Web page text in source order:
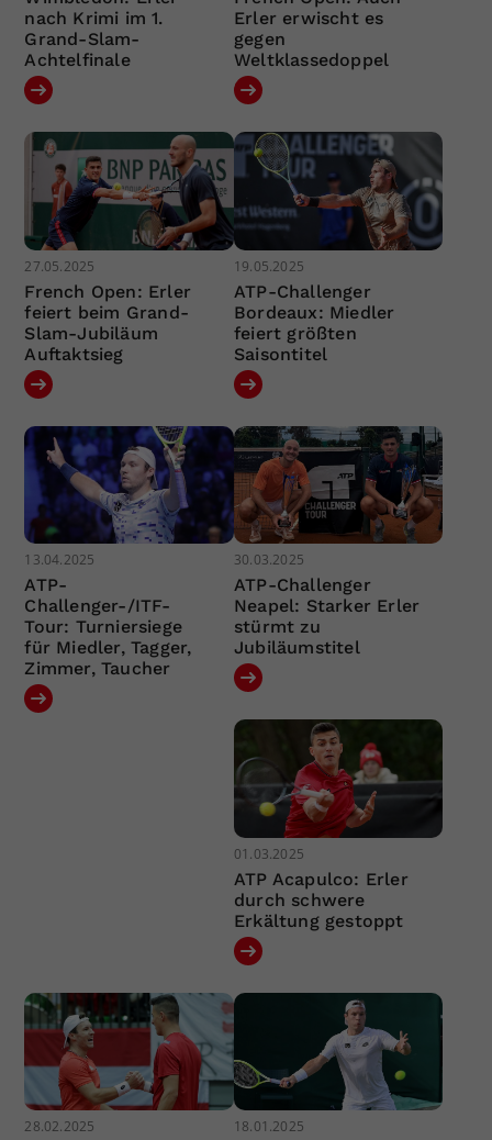
nach Krimi im 1.
Grand-Slam-
Achtelfinale
Erler erwischt es
gegen
Weltklassedoppel
27.05.2025
French Open: Erler
feiert beim Grand-
Slam-Jubiläum
Auftaktsieg
19.05.2025
ATP-Challenger
Bordeaux: Miedler
feiert größten
Saisontitel
13.04.2025
ATP-
Challenger-/ITF-
Tour: Turniersiege
für Miedler, Tagger,
Zimmer, Taucher
30.03.2025
ATP-Challenger
Neapel: Starker Erler
stürmt zu
Jubiläumstitel
01.03.2025
ATP Acapulco: Erler
durch schwere
Erkältung gestoppt
28.02.2025 18.01.2025